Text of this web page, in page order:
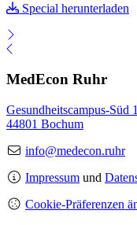
Special herunterladen
MedEcon Ruhr
Gesundheitscampus-Süd
44801 Bochum
info@medecon.ruhr
Impressum und
Cookie-Präferenzen